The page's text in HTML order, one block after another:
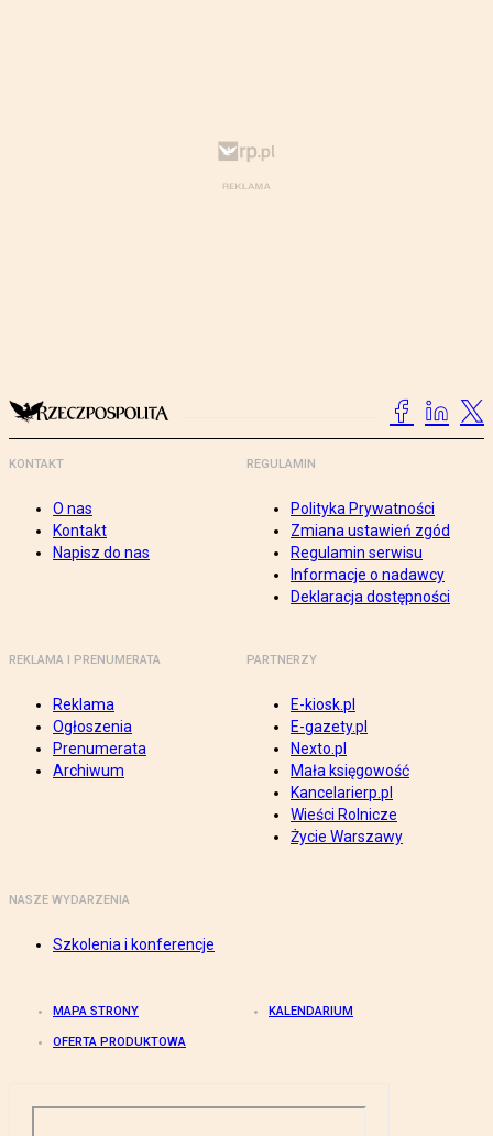
KONTAKT
O nas
Kontakt
Napisz do nas
REGULAMIN
Polityka Prywatności
Zmiana ustawień zgód
Regulamin serwisu
Informacje o nadawcy
Deklaracja dostępności
REKLAMA I PRENUMERATA
Reklama
Ogłoszenia
Prenumerata
Archiwum
PARTNERZY
E-kiosk.pl
E-gazety.pl
Nexto.pl
Mała księgowość
Kancelarierp.pl
Wieści Rolnicze
Życie Warszawy
NASZE WYDARZENIA
Szkolenia i konferencje
MAPA STRONY KALENDARIUM
OFERTA PRODUKTOWA